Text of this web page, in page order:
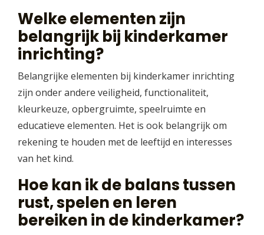
Welke elementen zijn
belangrijk bij kinderkamer
inrichting?
Belangrijke elementen bij kinderkamer inrichting
zijn onder andere veiligheid, functionaliteit,
kleurkeuze, opbergruimte, speelruimte en
educatieve elementen. Het is ook belangrijk om
rekening te houden met de leeftijd en interesses
van het kind.
Hoe kan ik de balans tussen
rust, spelen en leren
bereiken in de kinderkamer?